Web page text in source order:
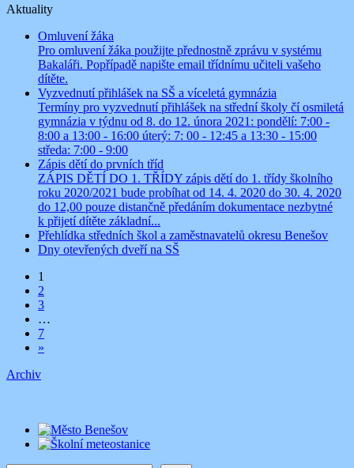
Aktuality
Omluvení žáka
Pro omluvení žáka použijte přednostně zprávu v systému
Bakaláři. Popřípadě napište email třídnímu učiteli vašeho
dítěte.
Vyzvednutí přihlášek na SŠ a víceletá gymnázia
Termíny pro vyzvednutí přihlášek na střední školy čí osmiletá
gymnázia v týdnu od 8. do 12. února 2021: pondělí: 7:00 -
8:00 a 13:00 - 16:00 úterý: 7: 00 - 12:45 a 13:30 - 15:00
středa: 7:00 - 9:00
Zápis dětí do prvních tříd
ZÁPIS DĚTÍ DO 1. TŘÍDY zápis dětí do 1. třídy školního
roku 2020/2021 bude probíhat od 14. 4. 2020 do 30. 4. 2020
do 12,00 pouze distančně předáním dokumentace nezbytné
k přijetí dítěte základní...
Přehlídka středních škol a zaměstnavatelů okresu Benešov
Dny otevřených dveří na SŠ
1
2
3
…
7
»
Archiv